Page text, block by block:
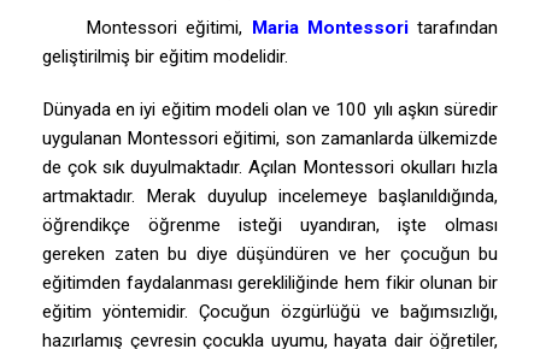
Montessori eğitimi, Maria Montessoritarafından
geliştirilmiş bir eğitim modelidir.
Dünyada en iyi eğitim modeli olan ve 100 yılı aşkın süredir
uygulanan Montessori eğitimi, son zamanlarda ülkemizde
de çok sık duyulmaktadır. Açılan Montessori okulları hızla
artmaktadır. Merak duyulup incelemeye başlanıldığında,
öğrendikçe öğrenme isteği uyandıran, işte olması
gereken zaten bu diye düşündüren ve her çocuğun bu
eğitimden faydalanması gerekliliğinde hem fikir olunan bir
eğitim yöntemidir. Çocuğun özgürlüğü ve bağımsızlığı,
hazırlamış çevresin çocukla uyumu, hayata dair öğretiler,